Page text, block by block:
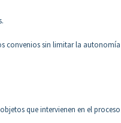
convenios sin limitar la
que intervienen en el